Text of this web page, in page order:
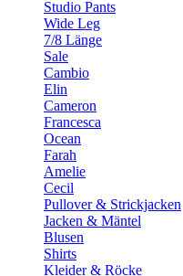
Studio Pants
Wide Leg
7/8 Länge
Sale
Cambio
Elin
Cameron
Francesca
Ocean
Farah
Amelie
Cecil
Pullover & Strickjacken
Jacken & Mäntel
Blusen
Shirts
Kleider & Röcke